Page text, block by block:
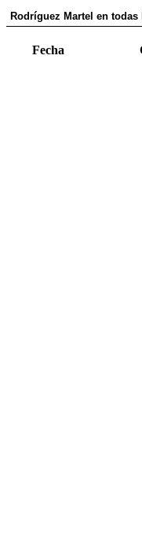
Rodríguez Martel en
Fecha